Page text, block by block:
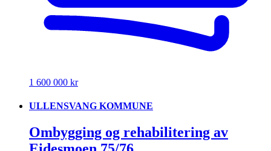
1 600 000 kr
ULLENSVANG KOMMUNE
Ombygging og rehabilitering av